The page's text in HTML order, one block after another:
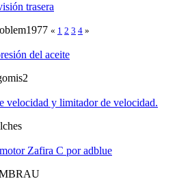
trasera
« 1 2 3 4 »
del aceite
velocidad y limitador de velocidad.
Zafira C por adblue